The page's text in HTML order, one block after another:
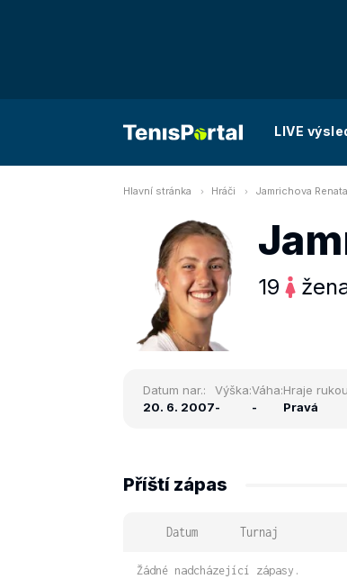
LIVE
Hlavní stránka Hráči Jamrichova Renata
19
Datum nar.:
20. 6. 2007
Výška:
-
Váha:
-
Hraje
Pravá
Příští zápas
Datum Turnaj
Žádné nadcházející zápasy.